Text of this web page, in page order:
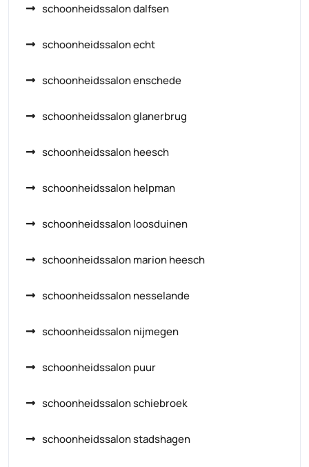
schoonheidssalon dalfsen
schoonheidssalon echt
schoonheidssalon enschede
schoonheidssalon glanerbrug
schoonheidssalon heesch
schoonheidssalon helpman
schoonheidssalon loosduinen
schoonheidssalon marion heesch
schoonheidssalon nesselande
schoonheidssalon nijmegen
schoonheidssalon puur
schoonheidssalon schiebroek
schoonheidssalon stadshagen